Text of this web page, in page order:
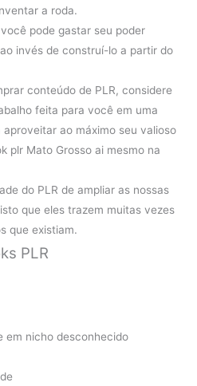
a roda.
pode gastar seu poder
invés de construí-lo a partir do
conteúdo de PLR, considere
feita para você em uma
ao máximo seu valioso
plr Mato Grosso ai mesmo na
do PLR de ampliar as nossas
que eles trazem muitas vezes
que existiam.
PLR
em nicho desconhecido